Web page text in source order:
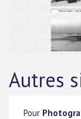
Autres
Pour